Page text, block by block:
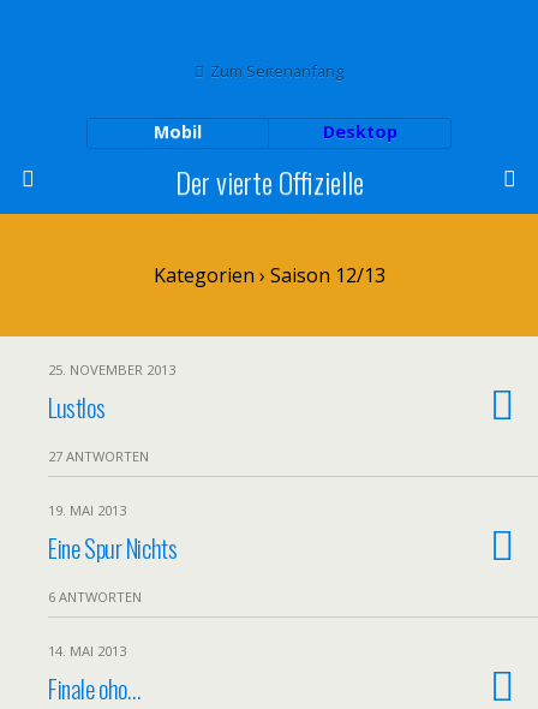
Zum Seitenanfang
Mobil Desktop
Der vierte Offizielle
Kategorien › Saison 12/13
25. NOVEMBER 2013
Lustlos
27 ANTWORTEN
19. MAI 2013
Eine Spur Nichts
6 ANTWORTEN
14. MAI 2013
Finale oho…